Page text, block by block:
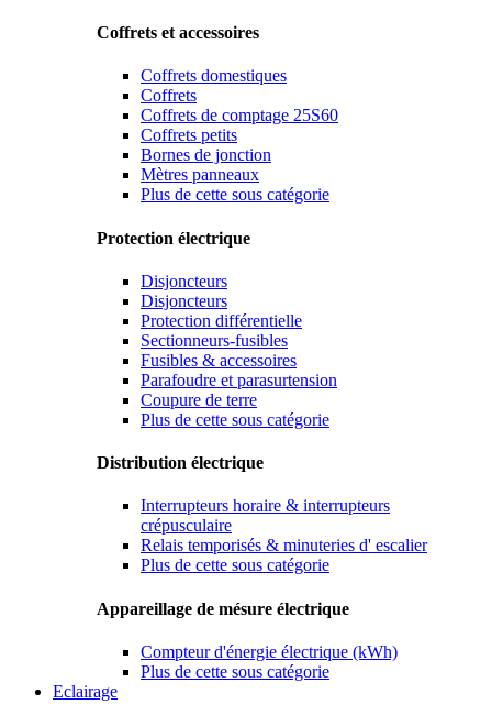
Coffrets et accessoires
Coffrets domestiques
Coffrets
Coffrets de comptage 25S60
Coffrets petits
Bornes de jonction
Mètres panneaux
Plus de cette sous catégorie
Protection électrique
Disjoncteurs
Disjoncteurs
Protection différentielle
Sectionneurs-fusibles
Fusibles & accessoires
Parafoudre et parasurtension
Coupure de terre
Plus de cette sous catégorie
Distribution électrique
Interrupteurs horaire & interrupteurs
crépusculaire
Relais temporisés & minuteries d' escalier
Plus de cette sous catégorie
Appareillage de mésure électrique
Compteur d'énergie électrique (kWh)
Plus de cette sous catégorie
Eclairage